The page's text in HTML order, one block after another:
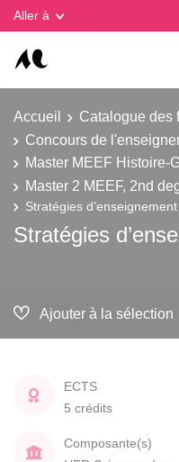
Aller à
Accueil
Catalogue des
Concours de
Master MEEF Histoire-
Master 2 MEEF, 2nd
Stratégies
Stratégies
Ajouter à la sélection
ECTS
5 crédits
Composante(s)
Gestion des cookies